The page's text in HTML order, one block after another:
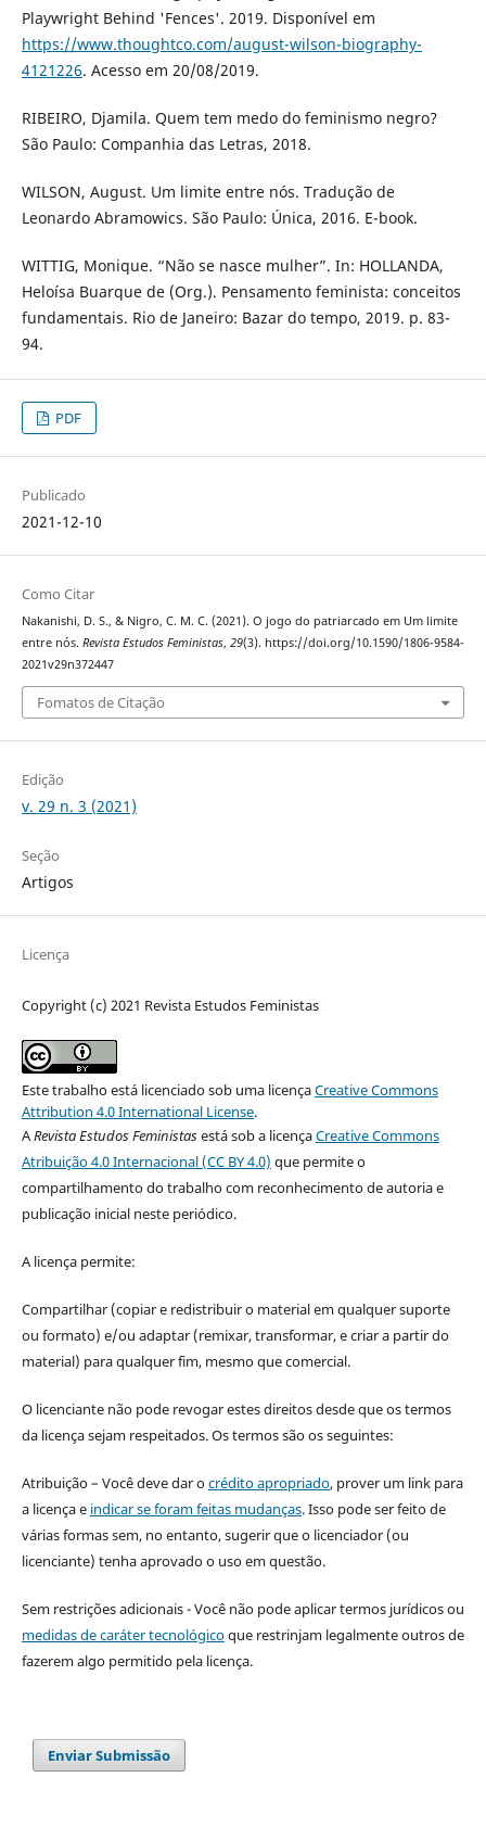
Playwright Behind 'Fences'. 2019. Disponível em
https://www.thoughtco.com/august-wilson-biography-
4121226. Acesso em 20/08/2019.
RIBEIRO, Djamila. Quem tem medo do feminismo negro?
São Paulo: Companhia das Letras, 2018.
WILSON, August. Um limite entre nós. Tradução de
Leonardo Abramowics. São Paulo: Única, 2016. E-book.
WITTIG, Monique. “Não se nasce mulher”. In: HOLLANDA,
Heloísa Buarque de (Org.). Pensamento feminista: conceitos
fundamentais. Rio de Janeiro: Bazar do tempo, 2019. p. 83-
94.
PDF
Publicado
2021-12-10
Como Citar
Nakanishi, D. S., & Nigro, C. M. C. (2021). O jogo do patriarcado em Um limite
entre nós. Revista Estudos Feministas, 29(3). https://doi.org/10.1590/1806-9584-
2021v29n372447
Fomatos de Citação
Edição
v. 29 n. 3 (2021)
Seção
Artigos
Licença
Copyright (c) 2021 Revista Estudos Feministas
Este trabalho está licenciado sob uma licençaCreative Commons
Attribution 4.0 International License.
ARevista Estudos Feministasestá sob a licençaCreative Commons
Atribuição 4.0 Internacional (CC BY 4.0) que permite o
compartilhamento do trabalho com reconhecimento de autoria e
publicação inicial neste periódico.
A licença permite:
Compartilhar (copiar e redistribuir o material em qualquer suporte
ou formato) e/ou adaptar (remixar, transformar, e criar a partir do
material) para qualquer fim, mesmo que comercial.
O licenciante não pode revogar estes direitos desde que os termos
da licença sejam respeitados. Os termos são os seguintes:
Atribuição – Você deve dar ocrédito apropriado, prover um link para
a licença e indicar se foram feitas mudanças. Isso pode ser feito de
várias formas sem, no entanto, sugerir que o licenciador (ou
licenciante) tenha aprovado o uso em questão.
Sem restrições adicionais - Você não pode aplicar termos jurídicos ou
medidas de caráter tecnológicoque restrinjam legalmente outros de
fazerem algo permitido pela licença.
Enviar Submissão